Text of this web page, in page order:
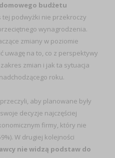
budżetu
podwyżki nie przekroczy
wynagrodzenia.
zmiany w poziomie
uwagę na to, co z perspektywy
zmian i jak ta sytuacja
roku.
aby planowane były
decyzje najczęściej
firmy, który nie
W drugiej kolejności
nie widzą podstaw do